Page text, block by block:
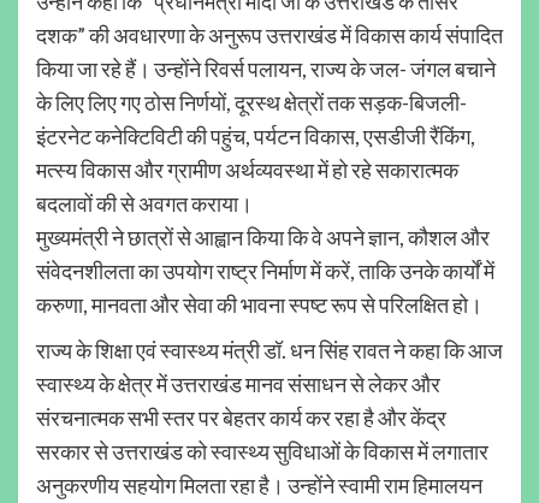
दशक” की अवधारणा के अनुरूप उत्तराखंड में विकास कार्य संपादित
किया जा रहे हैं। उन्होंने रिवर्स पलायन, राज्य के जल- जंगल बचाने
के लिए लिए गए ठोस निर्णयों, दूरस्थ क्षेत्रों तक सड़क-बिजली-
इंटरनेट कनेक्टिविटी की पहुंच, पर्यटन विकास, एसडीजी रैंकिंग,
मत्स्य विकास और ग्रामीण अर्थव्यवस्था में हो रहे सकारात्मक
बदलावों की से अवगत कराया।
मुख्यमंत्री ने छात्रों से आह्वान किया कि वे अपने ज्ञान, कौशल और
संवेदनशीलता का उपयोग राष्ट्र निर्माण में करें, ताकि उनके कार्यों में
करुणा, मानवता और सेवा की भावना स्पष्ट रूप से परिलक्षित हो।
राज्य के शिक्षा एवं स्वास्थ्य मंत्री डॉ. धन सिंह रावत ने कहा कि आज
स्वास्थ्य के क्षेत्र में उत्तराखंड मानव संसाधन से लेकर और
संरचनात्मक सभी स्तर पर बेहतर कार्य कर रहा है और केंद्र
सरकार से उत्तराखंड को स्वास्थ्य सुविधाओं के विकास में लगातार
अनुकरणीय सहयोग मिलता रहा है। उन्होंने स्वामी राम हिमालयन